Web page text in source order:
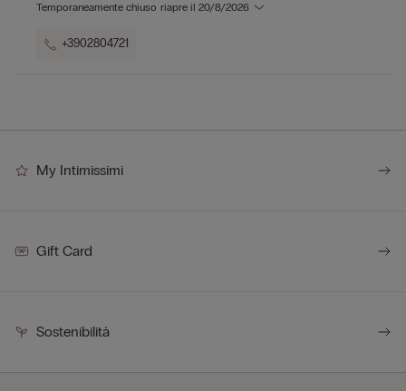
Temporaneamente chiuso riapre il 20/8/2026
+3902804721
My Intimissimi
Gift Card
Sostenibilità